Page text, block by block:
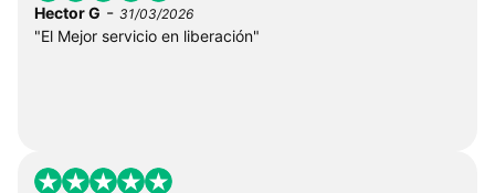
Hector G - 31/03/2026
"El Mejor servicio en liberación"